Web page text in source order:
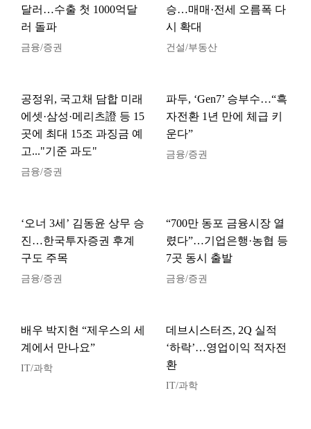
달러…수출 첫 1000억달
러 돌파
금융/증권
승…매매·전세 오름폭 다
시 확대
건설/부동산
공정위, 국고채 담합 미래
에셋·삼성·메리츠證 등 15
곳에 최대 15조 과징금 예
고..."기준 과도"
금융/증권
파두, ‘Gen7’ 승부수…“흑
자전환 1년 만에 체급 키
운다”
금융/증권
‘오너 3세’ 김동윤 상무 승
진…한국투자증권 후계
구도 주목
금융/증권
“700만 동포 금융시장 열
렸다”…기업은행·농협 등
7곳 동시 출발
금융/증권
배우 박지현 “제우스의 세
계에서 만나요”
IT/과학
데브시스터즈, 2Q 실적
‘하락’…영업이익 적자전
환
IT/과학